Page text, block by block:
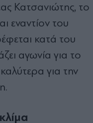
Κατσανιώτης, το
εναντίον του
κατά του
αγωνία για το
για την